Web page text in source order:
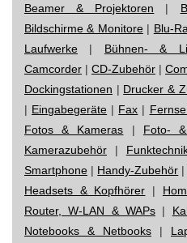
Beamer & Projektoren |
Bildschirme & Monitore| Blu-
Laufwerke | Bühnen- &
Camcorder | CD-Zubehör |
Dockingstationen | Drucker &
| Eingabegeräte | Fax |
Fotos & Kameras | Foto-
Kamerazubehör |
Smartphone | Handy-Zubehör |
Headsets & Kopfhörer |
Router, W-LAN & WAPs |
Notebooks & Netbooks |